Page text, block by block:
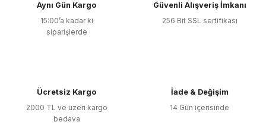
Ürün resmi kalitesiz, bozuk veya görüntülenemiyor.
Ürün açıklamasında eksik bilgiler bulunuyor.
Ürün bilgilerinde hatalar bulunuyor.
Aynı Gün Kargo
15:00’a kadar ki
siparişlerde
Güvenli Alışveriş İmkanı
256 Bit SSL sertifikası
Ücretsiz Kargo
2000 TL ve üzeri kargo
bedava
İade & Değişim
14 Gün içerisinde